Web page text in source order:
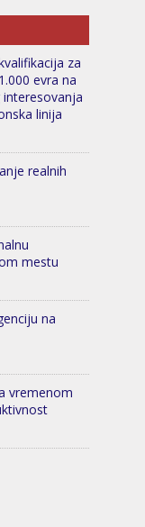
za
evra na
interesovanja
linija
realnih
mestu
na
vremenom